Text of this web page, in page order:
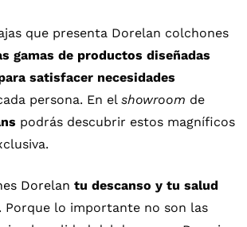
que presenta Dorelan colchones
gamas de productos diseñadas
satisfacer necesidades
persona. En el showroom de
podrás descubrir estos magníficos
Dorelan tu descanso y tu salud
. Porque lo importante no son las